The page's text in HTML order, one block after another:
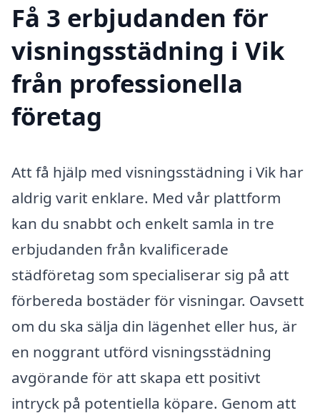
Få 3 erbjudanden för
visningsstädning i Vik
från professionella
företag
Att få hjälp med visningsstädning i Vik har
aldrig varit enklare. Med vår plattform
kan du snabbt och enkelt samla in tre
erbjudanden från kvalificerade
städföretag som specialiserar sig på att
förbereda bostäder för visningar. Oavsett
om du ska sälja din lägenhet eller hus, är
en noggrant utförd visningsstädning
avgörande för att skapa ett positivt
intryck på potentiella köpare. Genom att